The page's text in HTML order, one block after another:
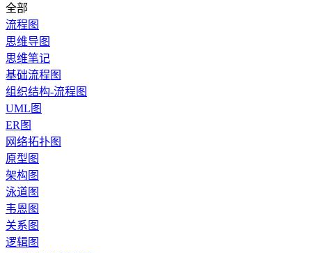
全部
流程图
思维导图
思维笔记
基础流程图
组织结构-流程图
UML图
ER图
网络拓扑图
原型图
架构图
泳道图
韦恩图
关系图
逻辑图